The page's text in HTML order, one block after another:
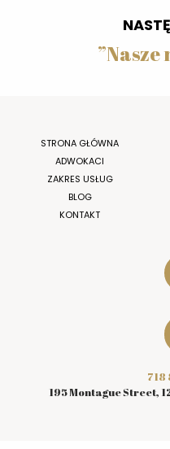
”Nasze
STRONA GŁÓWNA
ADWOKACI
ZAKRES USŁUG
BLOG
KONTAKT
718
195 Montague Street,